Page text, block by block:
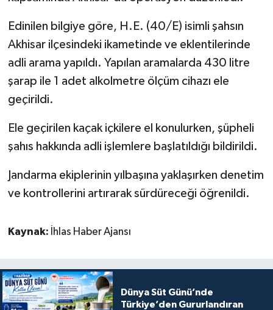
Edinilen bilgiye göre, H.E. (40/E) isimli şahsın
Akhisar ilçesindeki ikametinde ve eklentilerinde
adli arama yapıldı. Yapılan aramalarda 430 litre
şarap ile 1 adet alkolmetre ölçüm cihazı ele
geçirildi.
Ele geçirilen kaçak içkilere el konulurken, şüpheli
şahıs hakkında adli işlemlere başlatıldığı bildirildi.
Jandarma ekiplerinin yılbaşına yaklaşırken denetim
ve kontrollerini artırarak sürdüreceği öğrenildi.
Kaynak: İhlas Haber Ajansı
Dünya Süt Günü’nde
Türkiye’den Gururlandıran